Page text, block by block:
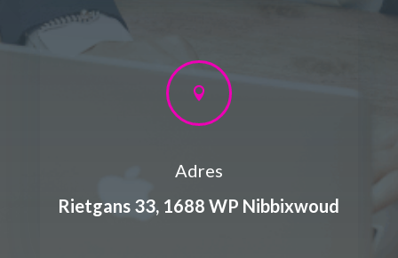

Adres
Rietgans 33, 1688 WP Nibbixwoud